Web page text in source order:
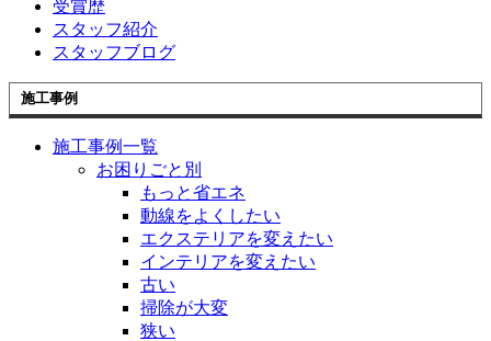
受賞歴
スタッフ紹介
スタッフブログ
施工事例
施工事例一覧
お困りごと別
もっと省エネ
動線をよくしたい
エクステリアを変えたい
インテリアを変えたい
古い
掃除が大変
狭い